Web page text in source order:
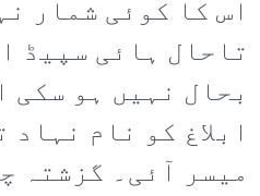
اس کا کوئی شمار
تاحال ہائی سپیڈ
بحال نہیں ہو سکی
ابلاغ کو نام
میسر آئی۔ گزشتہ